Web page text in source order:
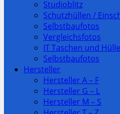
Studioblitz
Schutzhüllen /
Selbstbaufotos
Vergleichsfotos
IT Taschen und
Selbstbaufotos
Hersteller
Hersteller A – F
Hersteller G – L
Hersteller M – S